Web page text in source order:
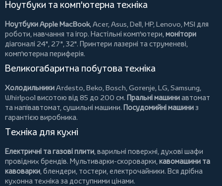
Ноутбуки та комп'ютерна техніка
Ноутбуки Apple MacBook, Acer, Asus, Dell, HP, Lenovo, MSI для
роботи, навчання та ігор. Настільні комп'ютери, монітори
діагоналі 24", 27", 32". Принтери лазерні та струменеві,
комп'ютерна периферія.
Великогабаритна побутова техніка
ХолодильникиArdesto, Beko, Bosch, Gorenje, LG, Samsung,
Whirlpool висотою від 85 до 200 см. Пральні машиниавтомат
та напівавтомат, сушильні машини. Посудомийні машиниз
гарантією виробника.
Техніка для кухні
Електричні та газові плити, варильні поверхні, духові шафи
провідних брендів. Мультиварки-скороварки, кавомашини та
кавоварки, блендери, тостери, електрочайники. Вся дрібна
кухонна техніка за доступними цінами.